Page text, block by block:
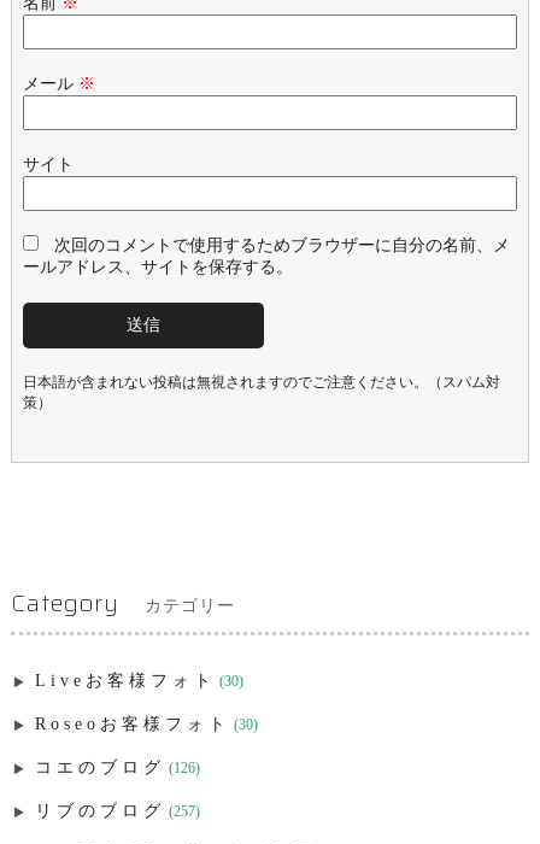
メール ※
サイト
次回のコメントで使用するためブラウザーに自分の名前、メ
ールアドレス、サイトを保存する。
日本語が含まれない投稿は無視されますのでご注意ください。（スパム対
策）
Category カテゴリー
Liveお客様フォト (30)
Roseoお客様フォト (30)
コエのブログ (126)
リブのブログ (257)